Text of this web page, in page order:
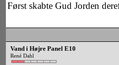
Først skabte Gud Jorden
Vand i Højre Panel E10
René Dahl